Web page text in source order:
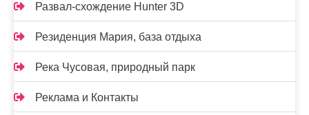
Развал-схождение Hunter 3D
Резиденция Мария, база отдыха
Река Чусовая, природный парк
Реклама и Контакты